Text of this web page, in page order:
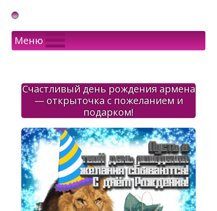
Gif Открытки в подарок
Меню
Счастливый день рождения армена
— открыточка с пожеланием и
подарком!